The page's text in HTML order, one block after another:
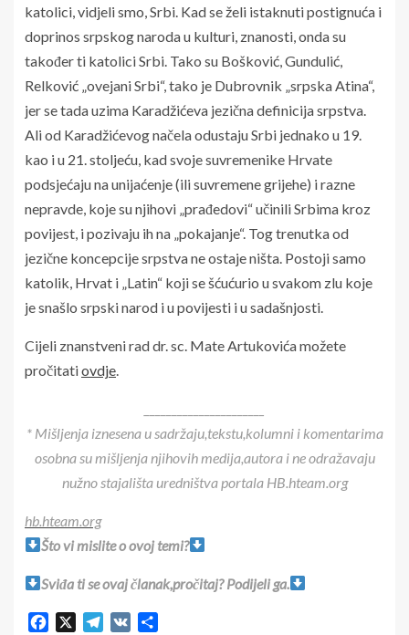
katolici, vidjeli smo, Srbi. Kad se želi istaknuti postignuća i
doprinos srpskog naroda u kulturi, znanosti, onda su
također ti katolici Srbi. Tako su Bošković, Gundulić,
Relković „ovejani Srbi“, tako je Dubrovnik „srpska Atina“,
jer se tada uzima Karadžićeva jezična definicija srpstva.
Ali od Karadžićevog načela odustaju Srbi jednako u 19.
kao i u 21. stoljeću, kad svoje suvremenike Hrvate
podsjećaju na unijaćenje (ili suvremene grijehe) i razne
nepravde, koje su njihovi „prađedovi“ učinili Srbima kroz
povijest, i pozivaju ih na „pokajanje“. Tog trenutka od
jezične koncepcije srpstva ne ostaje ništa. Postoji samo
katolik, Hrvat i „Latin“ koji se šćućurio u svakom zlu koje
je snašlo srpski narod i u povijesti i u sadašnjosti.
Cijeli znanstveni rad dr. sc. Mate Artukovića možete
pročitatiovdje
* Mišljenja iznesena u sadržaju,tekstu,kolumni i komentarima
osobna su mišljenja njihovih medija,autora i ne odražavaju
nužno stajališta uredništva portala HB.hteam.org
hb.hteam.org
Što vi mislite o ovoj temi?
Sviđa ti se ovaj članak,pročitaj? Podijeli ga.
Facebook Telegram
VK